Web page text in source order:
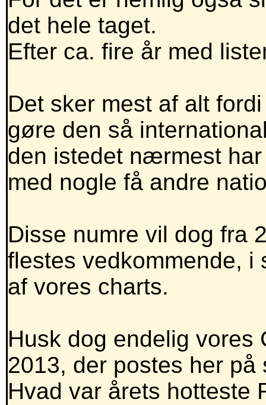
det hele taget.
Efter ca. fire år med
Det sker mest af alt
gøre den så
den istedet nærmest
med nogle få andre
Disse numre vil dog fra
flestes vedkommende,
af vores charts.
Husk dog endelig vores
2013, der postes her
Hvad var årets hotteste